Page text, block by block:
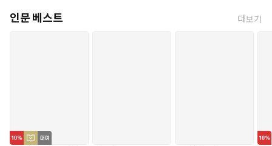
인문 베스트 더보기